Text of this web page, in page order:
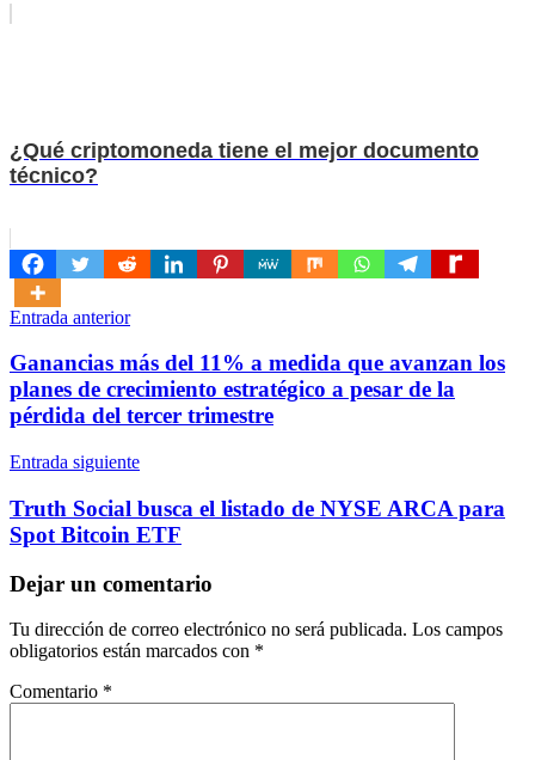
¿Qué criptomoneda tiene el mejor documento
técnico?
Navegación
de
entradas
Entrada anterior
Ganancias más del 11% a medida que avanzan los
planes de crecimiento estratégico a pesar de la
pérdida del tercer trimestre
Entrada siguiente
Truth Social busca el listado de NYSE ARCA para
Spot Bitcoin ETF
Dejar un comentario
Tu dirección de correo electrónico no será publicada. Los campos
obligatorios están marcados con *
Comentario *